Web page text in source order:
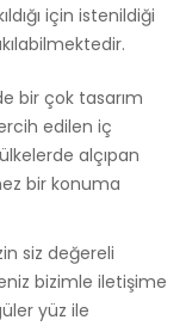
için istenildiği
bir çok tasarım
edilen iç
alçıpan
bir konuma
siz değereli
bizimle iletişime
yüz ile